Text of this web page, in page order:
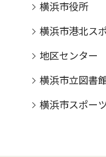
横浜市役所
横浜市港北ス
地区センター
横浜市立図書
横浜市スポー